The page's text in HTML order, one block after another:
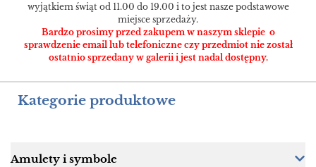
wyjątkiem świąt od 11.00 do 19.00 i to jest nasze podstawowe
miejsce sprzedaży.
Bardzo prosimy przed zakupem w naszym sklepie o
sprawdzenie email lub telefoniczne czy przedmiot nie został
ostatnio sprzedany w galerii i jest nadal dostępny.
Kategorie produktowe
Amulety i symbole